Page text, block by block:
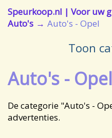
Speurkoop.nl | Voor uw
Auto's
Auto's - Opel
Toon
Auto's - Opel
De categorie "Auto's -
advertenties.